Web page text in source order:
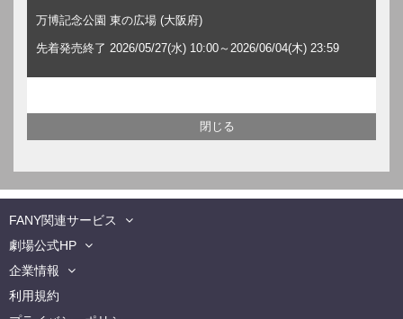
万博記念公園 東の広場 (大阪府)
先着発売終了 2026/05/27(水) 10:00～2026/06/04(木) 23:59
FANY関連サービス
劇場公式HP
企業情報
利用規約